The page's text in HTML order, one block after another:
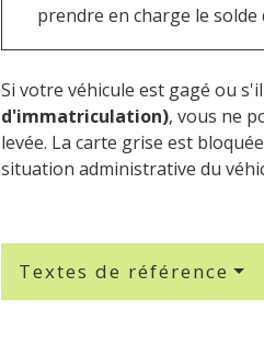
prendre en charge le solde
Si votre véhicule est gagé ou
d'immatriculation), vous ne
levée. La carte grise est
situation administrative du
Textes de référence